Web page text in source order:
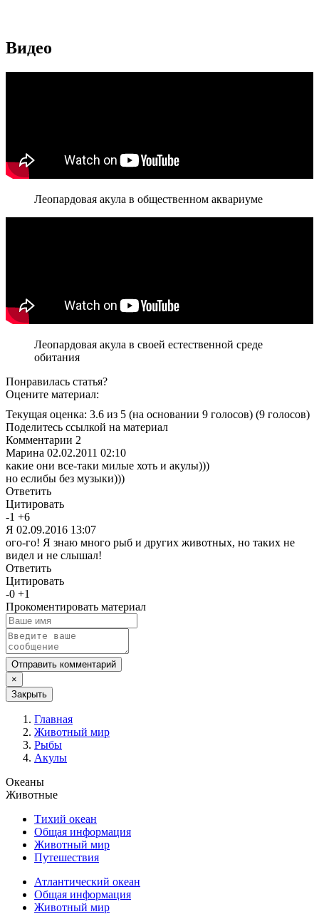
Видео
Леопардовая акула в общественном аквариуме
Леопардовая акула в своей естественной среде
обитания
Понравилась статья?
Оцените материал:
Текущая оценка: 3.6 из 5 (на основании 9 голосов) (9 голосов)
Поделитесь ссылкой на материал
Комментарии 2
Марина 02.02.2011 02:10
какие они все-таки милые хоть и акулы)))
но еслибы без музыки)))
Ответить
Цитировать
-1 +6
Я 02.09.2016 13:07
ого-го! Я знаю много рыб и других животных, но таких не
видел и не слышал!
Ответить
Цитировать
-0 +1
Прокоментировать материал
Отправить комментарий
×
Закрыть
Главная
Животный мир
Рыбы
Акулы
Океаны
Животные
Тихий океан
Общая информация
Животный мир
Путешествия
Атлантический океан
Общая информация
Животный мир